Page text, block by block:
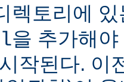
렉토리에
을 추가해
작된다. 이